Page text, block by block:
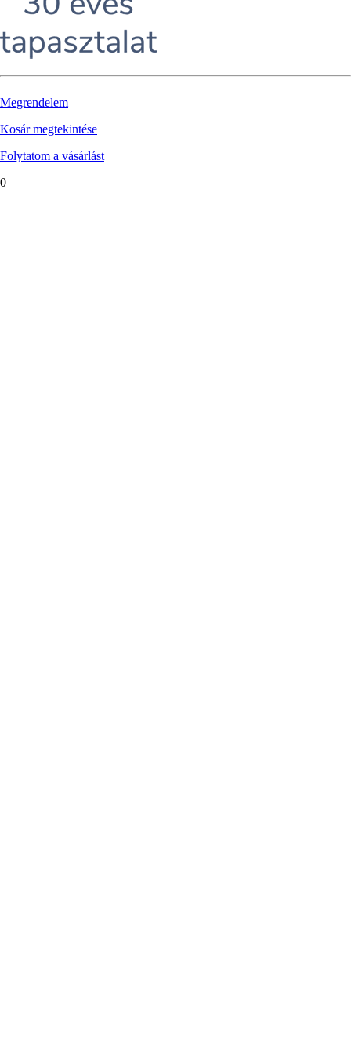
Megrendelem
Kosár megtekintése
Folytatom a vásárlást
0